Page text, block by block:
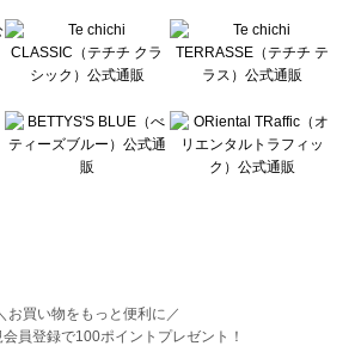
お買い物をもっと便利に／
員登録で100ポイントプレゼント！